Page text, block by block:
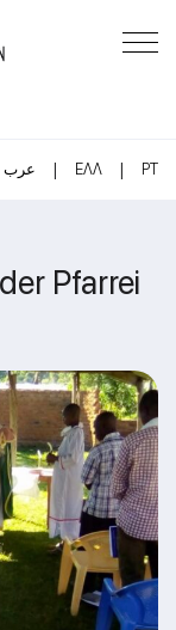
عرب | ΕΛΛ | PT
Pfarrei